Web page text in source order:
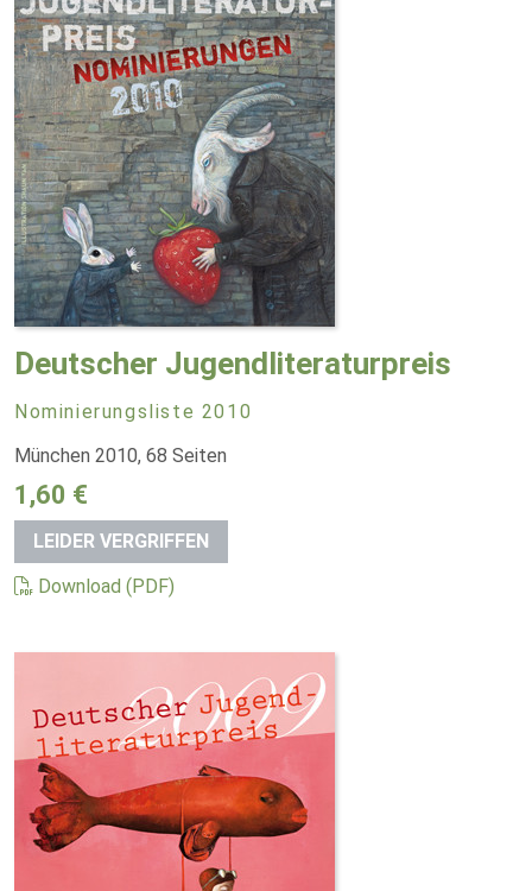
Deutscher Jugendliteraturpreis
Nominierungsliste 2010
München 2010, 68 Seiten
1,60 €
LEIDER VERGRIFFEN
Download (PDF)